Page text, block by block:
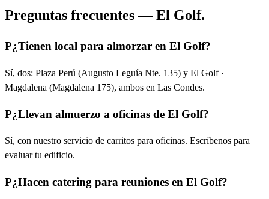
Preguntas frecuentes — El Golf.
P¿Tienen local para almorzar en El Golf?
Sí, dos: Plaza Perú (Augusto Leguía Nte. 135) y El Golf ·
Magdalena (Magdalena 175), ambos en Las Condes.
P¿Llevan almuerzo a oficinas de El Golf?
Sí, con nuestro servicio de carritos para oficinas. Escríbenos para
evaluar tu edificio.
P¿Hacen catering para reuniones en El Golf?